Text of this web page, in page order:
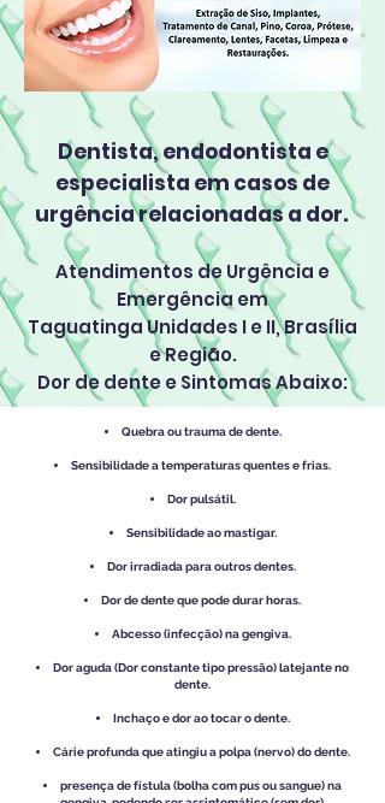
Dentista, endodontista e
especialista em casos de
urgência relacionadas a dor.
Atendimentos de Urgência e
Emergência em
Taguatinga Unidades I e II, Brasília
e Região.
Dor de dente e Sintomas Abaixo:
Quebra ou trauma de dente.
Sensibilidade a temperaturas quentes e frias.
Dor pulsátil.
Sensibilidade ao mastigar.
Dor irradiada para outros dentes.
Dor de dente que pode durar horas.
Abcesso (infecção) na gengiva.
Dor aguda (Dor constante tipo pressão) latejante no
dente.
Inchaço e dor ao tocar o dente.
Cárie profunda que atingiu a polpa (nervo) do dente.
presença de fístula (bolha com pus ou sangue) na